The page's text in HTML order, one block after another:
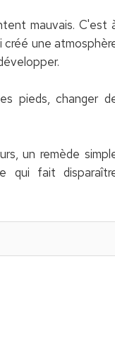
mauvais. C'est
créé une
pieds, changer
un remède
qui fait